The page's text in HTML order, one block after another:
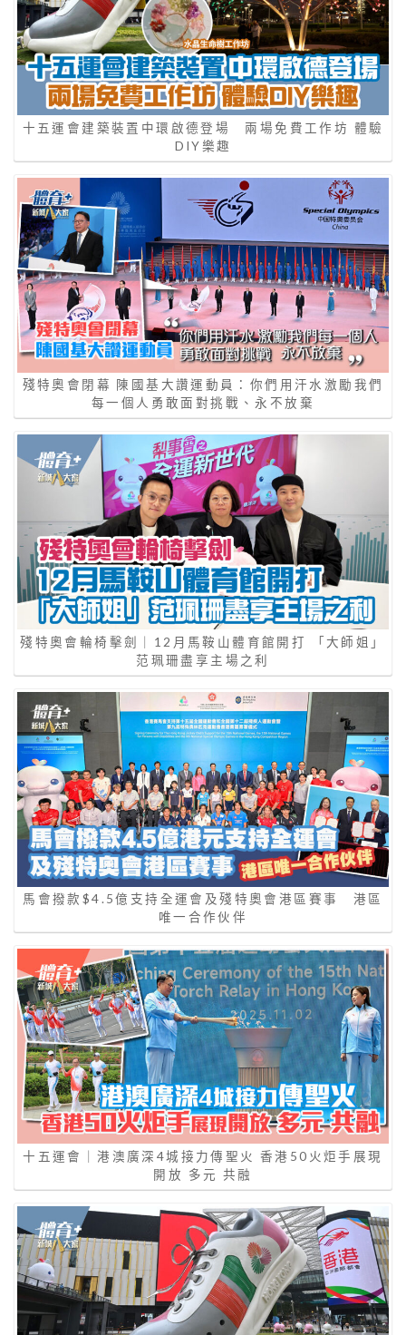
十五運會建築裝置中環啟德登場 兩場免費工作坊 體驗
DIY樂趣
殘特奧會閉幕 陳國基大讚運動員：你們用汗水激勵我們
每一個人勇敢面對挑戰、永不放棄
殘特奧會輪椅擊劍｜12月馬鞍山體育館開打 「大師姐」
范珮珊盡享主場之利
馬會撥款$4.5億支持全運會及殘特奧會港區賽事 港區
唯一合作伙伴
十五運會｜港澳廣深4城接力傳聖火 香港50火炬手展現
開放 多元 共融